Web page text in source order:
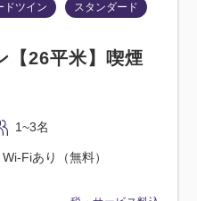
ドツイン スタンダード
【26平米】喫煙
1~3名
Wi-Fiあり（無料）